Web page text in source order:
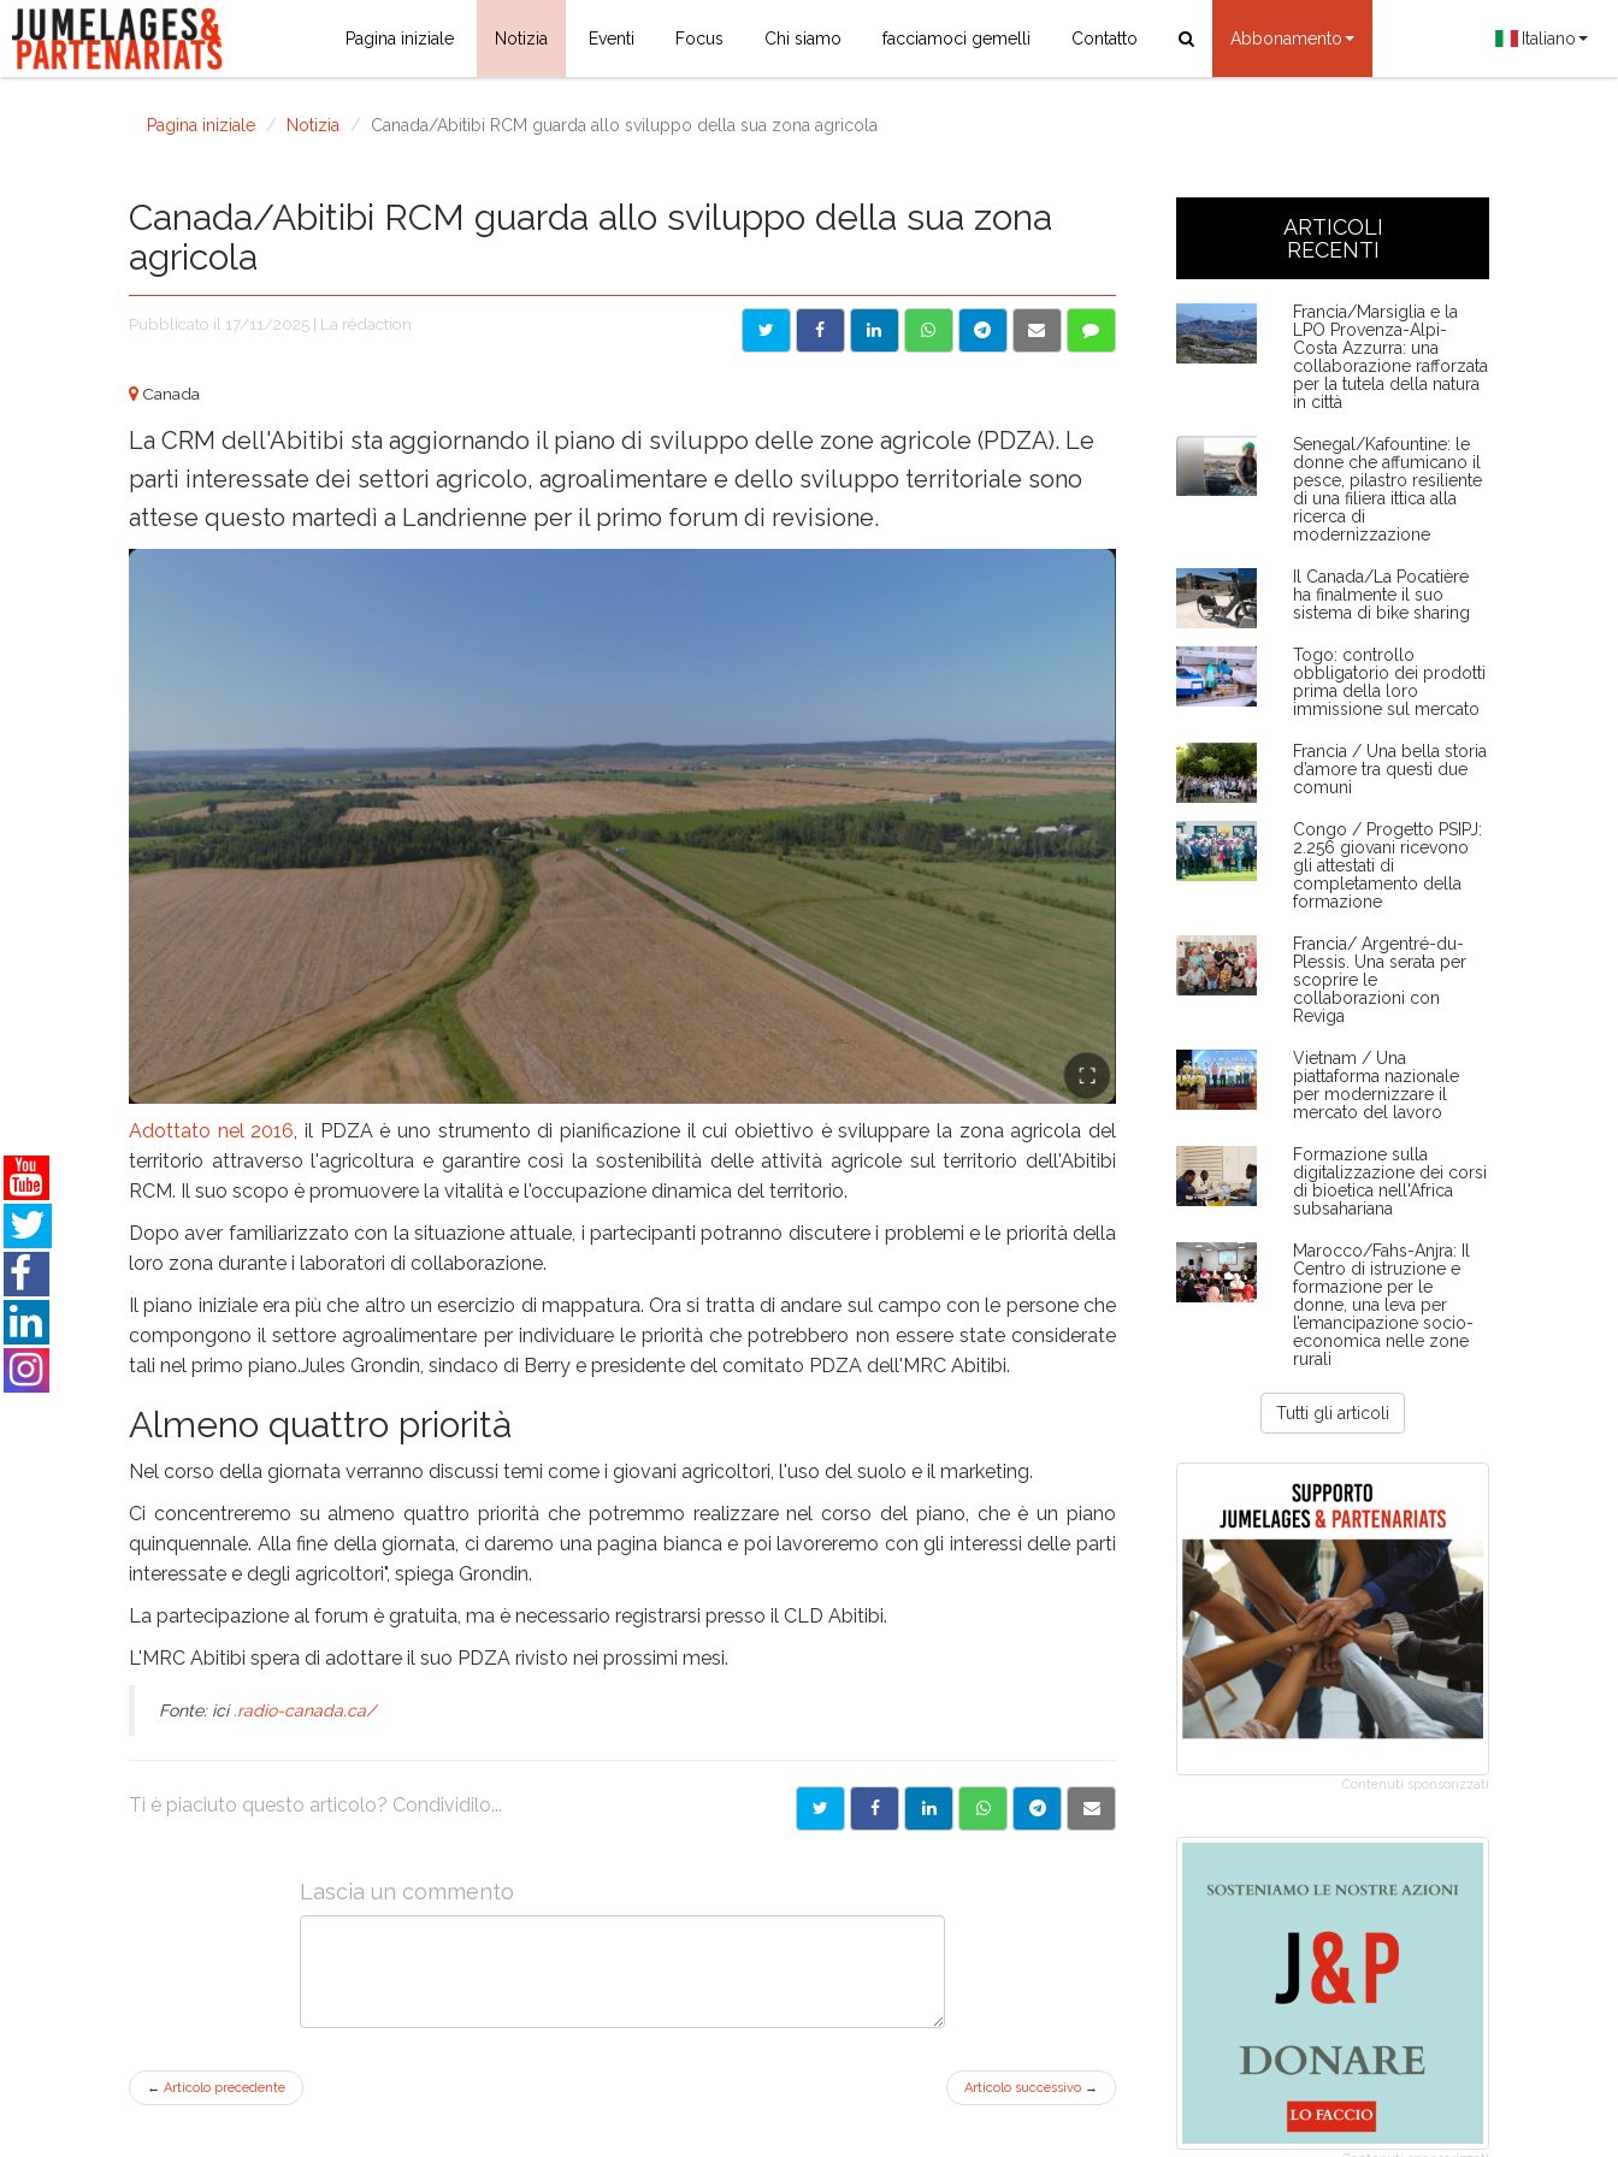
Pagina iniziale Notizia Eventi Focus Chi siamo facciamoci gemelli Contatto Abbonamento Italiano
Pagina iniziale Notizia Canada/Abitibi RCM guarda allo sviluppo della sua zona agricola
Canada/Abitibi RCM guarda allo sviluppo della sua zona
agricola
Pubblicato il 17/11/2025 | La rédaction
Canada
La CRM dell'Abitibi sta aggiornando il piano di sviluppo delle zone agricole (PDZA). Le
parti interessate dei settori agricolo, agroalimentare e dello sviluppo territoriale sono
attese questo martedì a Landrienne per il primo forum di revisione.
Adottato nel 2016, il PDZA è uno strumento di pianificazione il cui obiettivo è sviluppare la zona agricola del
territorio attraverso l'agricoltura e garantire così la sostenibilità delle attività agricole sul territorio dell'Abitibi
RCM. Il suo scopo è promuovere la vitalità e l'occupazione dinamica del territorio.
Dopo aver familiarizzato con la situazione attuale, i partecipanti potranno discutere i problemi e le priorità della
loro zona durante i laboratori di collaborazione.
Il piano iniziale era più che altro un esercizio di mappatura. Ora si tratta di andare sul campo con le persone che
compongono il settore agroalimentare per individuare le priorità che potrebbero non essere state considerate
tali nel primo piano.Jules Grondin, sindaco di Berry e presidente del comitato PDZA dell'MRC Abitibi.
Almeno quattro priorità
Nel corso della giornata verranno discussi temi come i giovani agricoltori, l'uso del suolo e il marketing.
Ci concentreremo su almeno quattro priorità che potremmo realizzare nel corso del piano, che è un piano
quinquennale. Alla fine della giornata, ci daremo una pagina bianca e poi lavoreremo con gli interessi delle parti
interessate e degli agricoltori", spiega Grondin.
La partecipazione al forum è gratuita, ma è necessario registrarsi presso il CLD Abitibi.
L'MRC Abitibi spera di adottare il suo PDZA rivisto nei prossimi mesi.
Fonte: ici.radio-canada.ca/
Ti è piaciuto questo articolo? Condividilo...
Lascia un commento
← Articolo precedente Articolo successivo →
ARTICOLI
RECENTI
Francia/Marsiglia e la
LPO Provenza-Alpi-
Costa Azzurra: una
collaborazione rafforzata
per la tutela della natura
in città
Senegal/Kafountine: le
donne che affumicano il
pesce, pilastro resiliente
di una filiera ittica alla
ricerca di
modernizzazione
Il Canada/La Pocatière
ha finalmente il suo
sistema di bike sharing
Togo: controllo
obbligatorio dei prodotti
prima della loro
immissione sul mercato
Francia / Una bella storia
d’amore tra questi due
comuni
Congo / Progetto PSIPJ:
2.256 giovani ricevono
gli attestati di
completamento della
formazione
Francia/ Argentré-du-
Plessis. Una serata per
scoprire le
collaborazioni con
Reviga
Vietnam / Una
piattaforma nazionale
per modernizzare il
mercato del lavoro
Formazione sulla
digitalizzazione dei corsi
di bioetica nell'Africa
subsahariana
Marocco/Fahs-Anjra: Il
Centro di istruzione e
formazione per le
donne, una leva per
l’emancipazione socio-
economica nelle zone
rurali
Tutti gli articoli
Contenuti sponsorizzati